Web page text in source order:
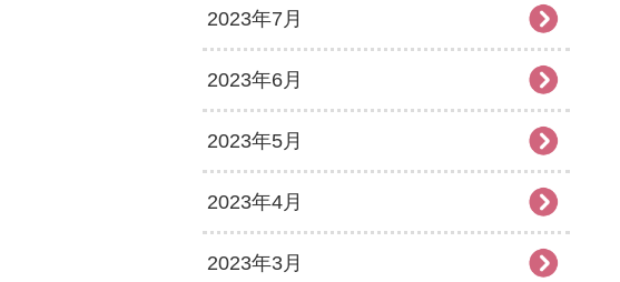
2023年7月
2023年6月
2023年5月
2023年4月
2023年3月